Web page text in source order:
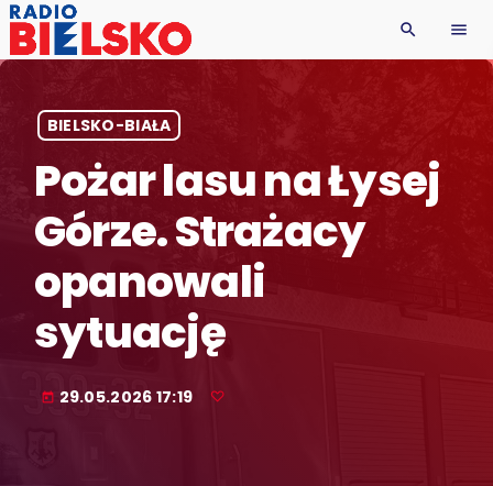
search menu
BIELSKO-BIAŁA
Pożar lasu na Łysej
Górze. Strażacy
opanowali
sytuację
today 29.05.2026 17:19